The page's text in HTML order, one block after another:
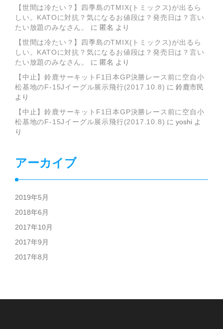
【世間は冷たい？】四季島のTMIX(トミックス)が出るら
しい。KATOに対抗？気になるお値段は？発売日は？言い
たい放題のみなさん。
に 匿名 より
【世間は冷たい？】四季島のTMIX(トミックス)が出るら
しい。KATOに対抗？気になるお値段は？発売日は？言い
たい放題のみなさん。
に 匿名 より
【中止】鈴鹿サーキットF1日本GP決勝レース前に空自小
松基地のF-15Jイーグル展示飛行(2017.10.8) に鈴鹿市民
より
【中止】鈴鹿サーキットF1日本GP決勝レース前に空自小
松基地のF-15Jイーグル展示飛行(2017.10.8) にyoshi よ
り
アーカイブ
2019年5月
2018年6月
2017年10月
2017年9月
2017年8月